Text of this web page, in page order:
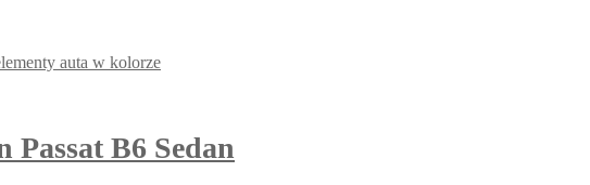
Passat B6 Sedan